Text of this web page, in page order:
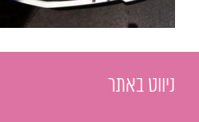
ניווט באתר